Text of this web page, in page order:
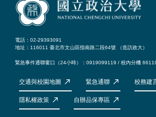
電話：02-29393091
地址：116011 臺北市文山區指南路二段64號 （造訪政大）
緊急事件通聯窗口（24小時）：0919099119 / 校內分機
交通與校園地圖 緊急通聯 校務建
隱私權政策 自辦品保專區